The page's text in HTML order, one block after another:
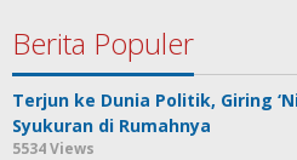
Berita Populer
Terjun ke Dunia Politik, Giring
Syukuran di Rumahnya
5534 Views